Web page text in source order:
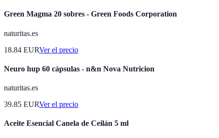
Green Magma 20 sobres - Green Foods Corporation
naturitas.es
18.84 EURVer el precio
Neuro hup 60 cápsulas - n&n Nova Nutricion
naturitas.es
39.85 EURVer el precio
Aceite Esencial Canela de Ceilán 5 ml